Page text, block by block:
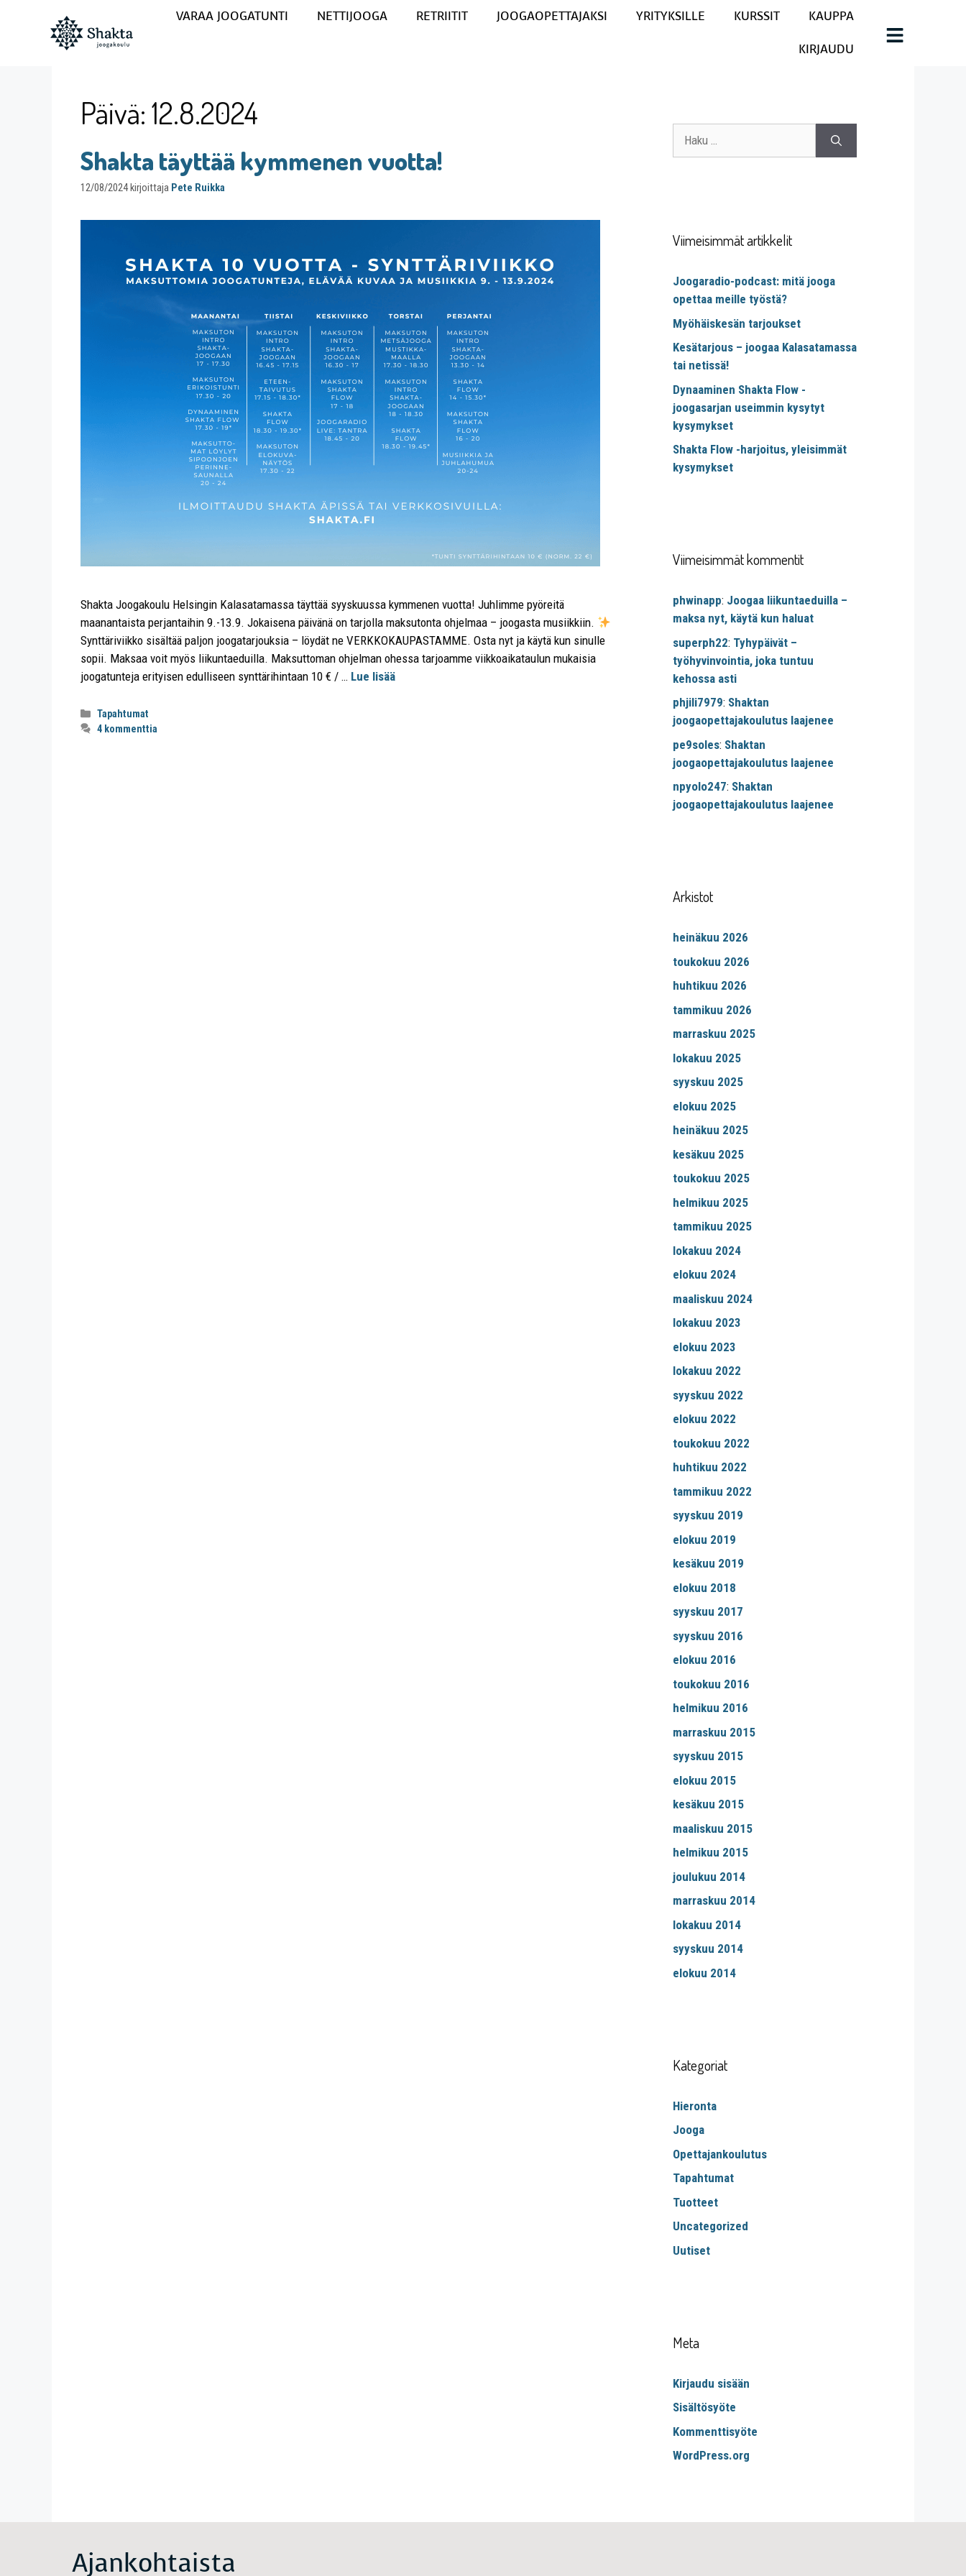
VARAA JOOGATUNTI NETTIJOOGA RETRIITIT JOOGAOPETTAJAKSI YRITYKSILLE KURSSIT
KAUPPA
KIRJAUDU
Päivä:12.8.2024
Shakta täyttää kymmenen vuotta!
12/08/2024 kirjoittaja Pete Ruikka
Shakta Joogakoulu Helsingin Kalasatamassa täyttää syyskuussa kymmenen vuotta! Juhlimme pyöreitä
maanantaista perjantaihin 9.-13.9. Jokaisena päivänä on tarjolla maksutonta ohjelmaa – joogasta musiikkiin.
Synttäriviikko sisältää paljon joogatarjouksia – löydät ne VERKKOKAUPASTAMME. Osta nyt ja käytä kun sinulle
sopii. Maksaa voit myös liikuntaeduilla. Maksuttoman ohjelman ohessa tarjoamme viikkoaikataulun mukaisia
joogatunteja erityisen edulliseen synttärihintaan 10 € / … Lue lisää
Tapahtumat
4 kommenttia
Viimeisimmät artikkelit
Joogaradio-podcast: mitä jooga
opettaa meille työstä?
Myöhäiskesän tarjoukset
Kesätarjous – joogaa Kalasatamassa
tai netissä!
Dynaaminen Shakta Flow -
joogasarjan useimmin kysytyt
kysymykset
Shakta Flow -harjoitus, yleisimmät
kysymykset
Viimeisimmät kommentit
phwinapp: Joogaa liikuntaeduilla –
maksa nyt, käytä kun haluat
superph22: Tyhypäivät –
työhyvinvointia, joka tuntuu
kehossa asti
phjili7979: Shaktan
joogaopettajakoulutus laajenee
pe9soles: Shaktan
joogaopettajakoulutus laajenee
npyolo247: Shaktan
joogaopettajakoulutus laajenee
Arkistot
heinäkuu 2026
toukokuu 2026
huhtikuu 2026
tammikuu 2026
marraskuu 2025
lokakuu 2025
syyskuu 2025
elokuu 2025
heinäkuu 2025
kesäkuu 2025
toukokuu 2025
helmikuu 2025
tammikuu 2025
lokakuu 2024
elokuu 2024
maaliskuu 2024
lokakuu 2023
elokuu 2023
lokakuu 2022
syyskuu 2022
elokuu 2022
toukokuu 2022
huhtikuu 2022
tammikuu 2022
syyskuu 2019
elokuu 2019
kesäkuu 2019
elokuu 2018
syyskuu 2017
syyskuu 2016
elokuu 2016
toukokuu 2016
helmikuu 2016
marraskuu 2015
syyskuu 2015
elokuu 2015
kesäkuu 2015
maaliskuu 2015
helmikuu 2015
joulukuu 2014
marraskuu 2014
lokakuu 2014
syyskuu 2014
elokuu 2014
Kategoriat
Hieronta
Jooga
Opettajankoulutus
Tapahtumat
Tuotteet
Uncategorized
Uutiset
Meta
Kirjaudu sisään
Sisältösyöte
Kommenttisyöte
WordPress.org
Ajankohtaista